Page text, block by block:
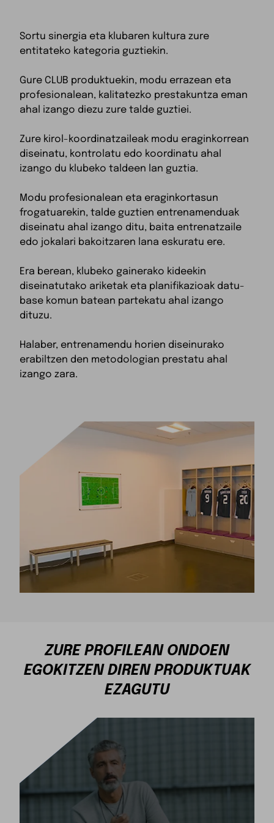
Sortu sinergia eta klubaren kultura zure
entitateko kategoria guztiekin.
Gure CLUB produktuekin, modu errazean eta
profesionalean, kalitatezko prestakuntza eman
ahal izango diezu zure talde guztiei.
Zure kirol-koordinatzaileak modu eraginkorrean
diseinatu, kontrolatu edo koordinatu ahal
izango du klubeko taldeen lan guztia.
Modu profesionalean eta eraginkortasun
frogatuarekin, talde guztien entrenamenduak
diseinatu ahal izango ditu, baita entrenatzaile
edo jokalari bakoitzaren lana eskuratu ere.
Era berean, klubeko gainerako kideekin
diseinatutako ariketak eta planifikazioak datu-
base komun batean partekatu ahal izango
dituzu.
Halaber, entrenamendu horien diseinurako
erabiltzen den metodologian prestatu ahal
izango zara.
ZURE PROFILEAN ONDOEN
EGOKITZEN DIREN PRODUKTUAK
EZAGUTU
LAUGARREN PIEZA GILTZAGARRIA
Kimet-en arduratu egiten gara, gure
metodologiaren inplementazioa emaitzarik onenak